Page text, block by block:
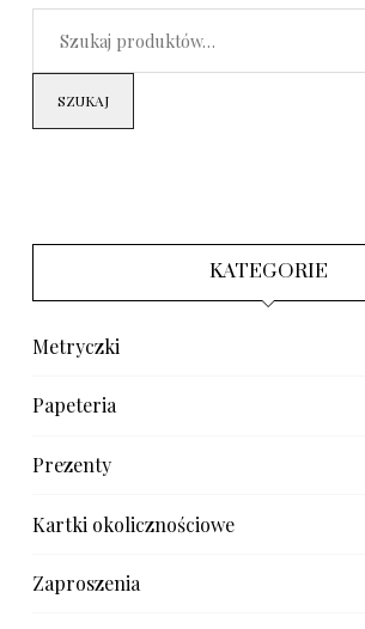
SZUKAJ
KATEGORIE
Metryczki
Papeteria
Prezenty
Kartki okolicznościowe
Zaproszenia